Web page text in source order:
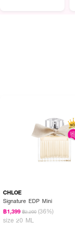
CHLOE
Signature EDP Mini
฿1,399 ฿2,200 (36%)
size 20 ML